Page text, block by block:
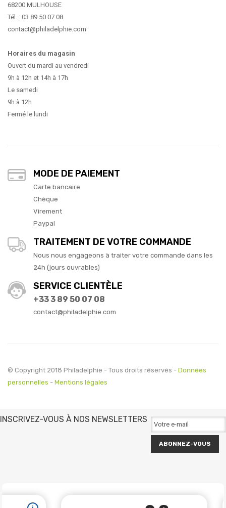
68200 MULHOUSE
Tél. : 03 89 50 07 08
contact@philadelphie.com
Horaires du magasin
Ouvert du mardi au vendredi
9h à 12h et 14h à 17h
Le samedi
9h à 12h
Fermé le lundi
MODE DE PAIEMENT
Carte bancaire
Chèque
Virement
Paypal
TRAITEMENT DE VOTRE COMMANDE
Nous nous engageons à traiter votre commande dans les
24h (jours ouvrables)
SERVICE CLIENTÈLE
+33 3 89 50 07 08
contact@philadelphie.com
© Copyright 2018 Philadelphie - Tous droits réservés - Données
personnelles - Mentions légales
INSCRIVEZ-VOUS À NOS NEWSLETTERS
ABONNEZ-VOUS